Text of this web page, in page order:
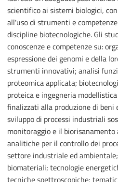
scientifico ai sistemi biologici,
all'uso di strumenti e
discipline biotecnologiche. Gli
conoscenze e competenze su:
espressione dei genomi e della
strumenti innovativi; analisi
proteomica applicata;
proteica e ingegneria
finalizzati alla produzione di
sviluppo di processi industriali
monitoraggio e il
analitiche per il controllo dei
settore industriale ed
biomateriali; tecnologie
tecniche spettroscopiche;